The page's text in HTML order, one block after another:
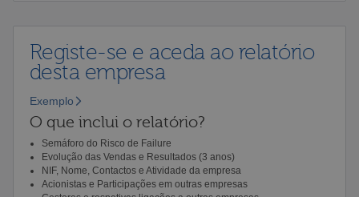
Registe-se e aceda ao relatório
desta empresa
Exemplo
O que inclui o relatório?
Semáforo do Risco de Failure
Evolução das Vendas e Resultados (3 anos)
NIF, Nome, Contactos e Atividade da empresa
Acionistas e Participações em outras empresas